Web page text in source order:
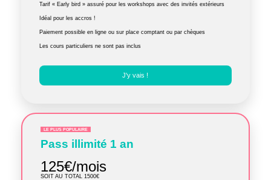
Tarif « Early bird » assuré pour les workshops avec des invités extérieurs
Idéal pour les accros !
Paiement possible en ligne ou sur place comptant ou par chèques
Les cours particuliers ne sont pas inclus
J'y vais !
LE PLUS POPULAIRE
Pass illimité 1 an
125€/mois
SOIT AU TOTAL 1500€